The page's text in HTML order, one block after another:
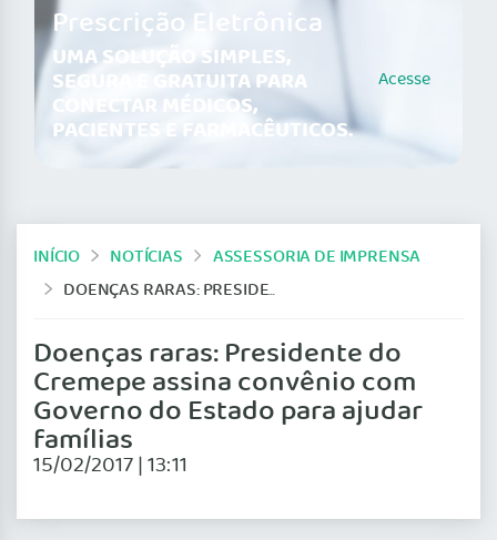
Prescrição Eletrônica
UMA SOLUÇÃO SIMPLES,
SEGURA E GRATUITA PARA
CONECTAR MÉDICOS,
PACIENTES E FARMACÊUTICOS.
Acesse
INÍCIO NOTÍCIAS
ASSESSORIA DE IMPRENSA
DOENÇAS RARAS: PRESIDENTE DO CREMEPE ASSINA CONVÊNIO COM GOVERNO DO ESTADO PARA AJUDAR FAMÍLIAS
Doenças raras: Presidente do
Cremepe assina convênio com
Governo do Estado para ajudar
famílias
15/02/2017 | 13:11